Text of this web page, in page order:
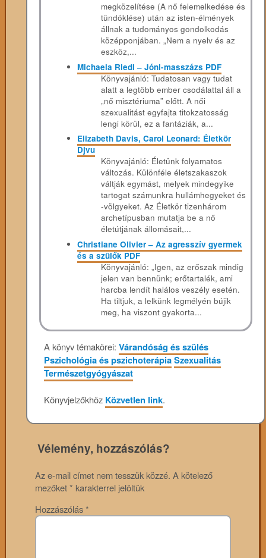
megközelítése (A nő felemelkedése és
tündöklése) után az isten-élmények
állnak a tudományos gondolkodás
középponjában. „Nem a nyelv és az
eszköz,...
Michaela Riedl – Jóni-masszázs PDF
Könyvajánló: Tudatosan vagy tudat
alatt a legtöbb ember csodálattal áll a
„nő misztériuma” előtt. A női
szexualitást egyfajta titokzatosság
lengi körül, ez a fantáziák, a...
Elizabeth Davis, Carol Leonard: Életkör
Djvu
Könyvajánló: Életünk folyamatos
változás. Különféle életszakaszok
váltják egymást, melyek mindegyike
tartogat számunkra hullámhegyeket és
-völgyeket. Az Életkör tizenhárom
archetípusban mutatja be a nő
életútjának állomásait,...
Christiane Olivier – Az agresszív gyermek
és a szülők PDF
Könyvajánló: „Igen, az erőszak mindig
jelen van bennünk; erőtartalék, ami
harcba lendít halálos veszély esetén.
Ha tiltjuk, a lelkünk legmélyén bújik
meg, ha viszont gyakorta...
A könyv témakörei:Várandóság és szülés
Pszichológia és pszichoterápiaSzexualitás
Természetgyógyászat
Könyvjelzőkhöz Közvetlen link.
Vélemény, hozzászólás?
Az e-mail címet nem tesszük közzé. A kötelező
mezőket* karakterrel jelöltük
Hozzászólás*